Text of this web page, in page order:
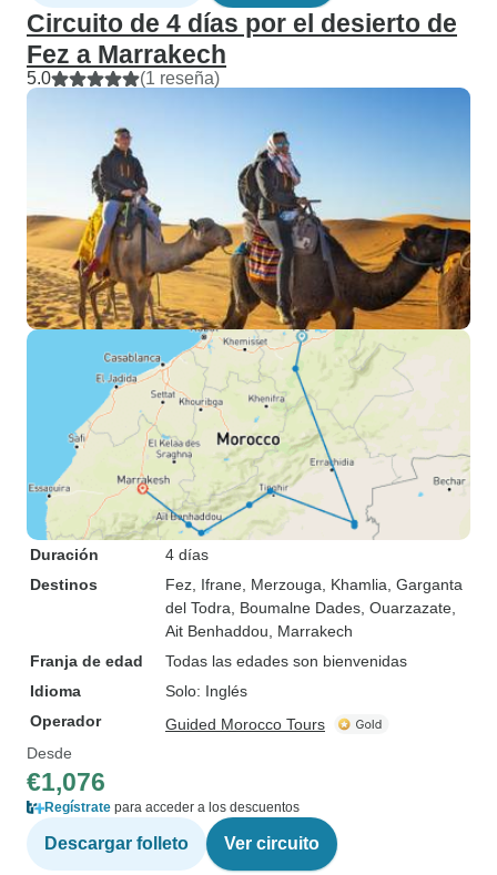
Circuito de 4 días por el desierto de
Fez a Marrakech
5.0 (1 reseña)
Duración
4 días
Destinos
Fez , Ifrane , Merzouga , Khamlia , Garganta
del Todra , Boumalne Dades , Ouarzazate
Ait Benhaddou , Marrakech
Franja de edad
Todas las edades son bienvenidas
Idioma
Solo: Inglés
Operador
Guided Morocco Tours
Desde
€1,076
Regístrate para acceder a los descuentos
Descargar folleto Ver circuito